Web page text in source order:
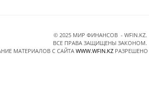
© 2025 МИР ФИНАНСОВ - WFIN.KZ.
ВСЕ ПРАВА ЗАЩИЩЕНЫ ЗАКОНОМ.
МАТЕРИАЛОВ C САЙТАWWW.WFIN.KZ